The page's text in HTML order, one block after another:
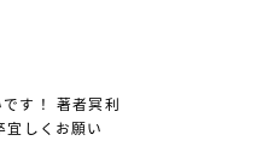
す！ 著者冥利
宜しくお願い